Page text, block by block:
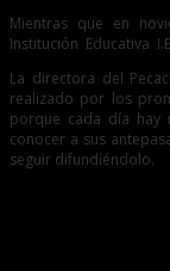
Mientras que en
Institución Educativa I.E
La directora del
realizado por los
porque cada día hay
conocer a sus
seguir difundiéndolo.